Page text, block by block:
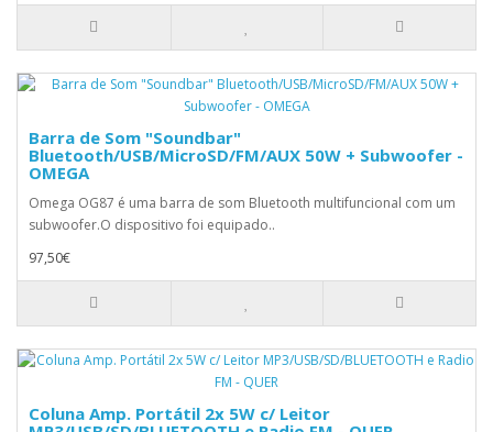
Barra de Som "Soundbar"
Bluetooth/USB/MicroSD/FM/AUX 50W + Subwoofer -
OMEGA
Omega OG87 é uma barra de som Bluetooth multifuncional com um
subwoofer.O dispositivo foi equipado..
97,50€
Coluna Amp. Portátil 2x 5W c/ Leitor